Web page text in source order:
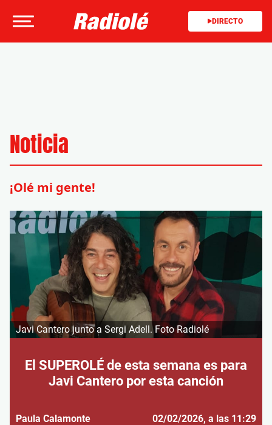
DIRECTO
Noticia
¡Olé mi gente!
Javi Cantero junto a Sergi Adell. Foto Radiolé
El SUPEROLÉ de esta semana es para
Javi Cantero por esta canción
Paula Calamonte 02/02/2026, a las 11:29